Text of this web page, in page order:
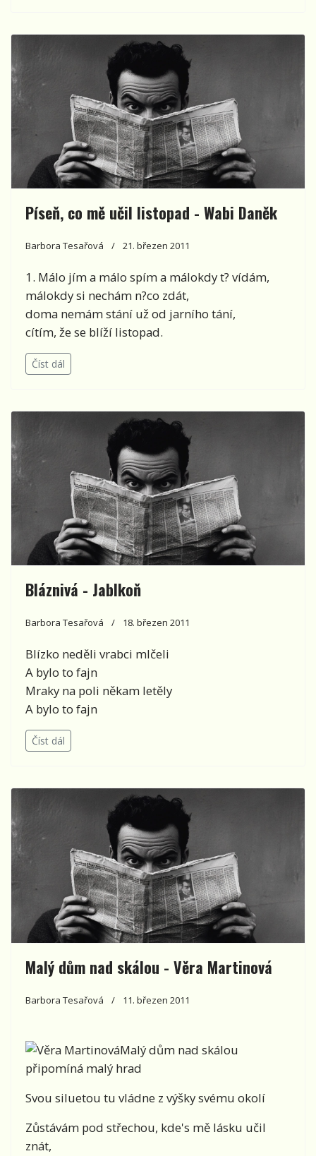
Píseň, co mě učil listopad - Wabi Daněk
Barbora Tesařová 21. březen 2011
1. Málo jím a málo spím a málokdy t? vídám,
málokdy si nechám n?co zdát,
doma nemám stání už od jarního tání,
cítím, že se blíží listopad.
Číst dál
Bláznivá - Jablkoň
Barbora Tesařová 18. březen 2011
Blízko neděli vrabci mlčeli
A bylo to fajn
Mraky na poli někam letěly
A bylo to fajn
Číst dál
Malý dům nad skálou - Věra Martinová
Barbora Tesařová 11. březen 2011
Malý dům nad skálou
připomíná malý hrad
Svou siluetou tu vládne z výšky svému okolí
Zůstávám pod střechou, kde's mě lásku učil
znát,